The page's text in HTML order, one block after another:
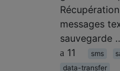
messages
sauvegarde
11
sms
data-transfer